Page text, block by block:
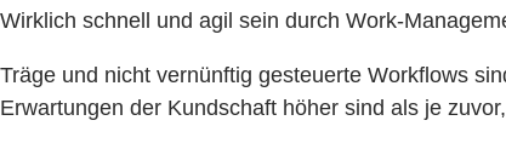
Wirklich schnell und agil sein durch Work-
Träge und nicht vernünftig gesteuerte Workflows
Erwartungen der Kundschaft höher sind als je